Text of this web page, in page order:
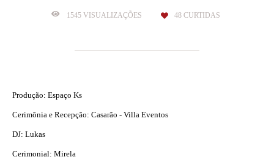
1545VISUALIZAÇÕES 48CURTIDAS
Produção: Espaço Ks
Cerimônia e Recepção: Casarão - Villa Eventos
DJ: Lukas
Cerimonial: Mirela